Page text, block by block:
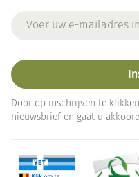
Door op inschrijven te
nieuwsbrief en gaat u